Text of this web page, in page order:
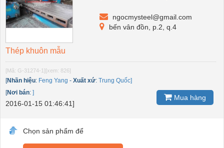
ngocmysteel@gmail.com
bến vân đồn, p.2, q.4
Thép khuôn mẫu
[Mã: G-31274-1][xem: 826]
[Nhãn hiệu: Feng Yang - Xuất xứ: Trung Quốc]
[Nơi bán: ]
2016-01-15 01:46:41]
Mua hàng
Chọn sản phẩm để